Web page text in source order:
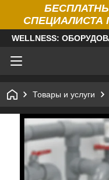
СПЕЦИАЛИСТА
WELLNESS:
Товары и услуги